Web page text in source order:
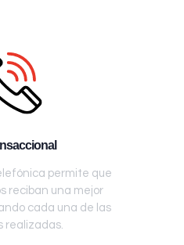
permite que
reciban una mejor
cada una de las
realizadas.